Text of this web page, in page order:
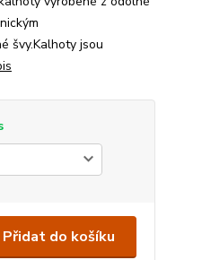
švy.Kalhoty jsou
Přidat do košíku